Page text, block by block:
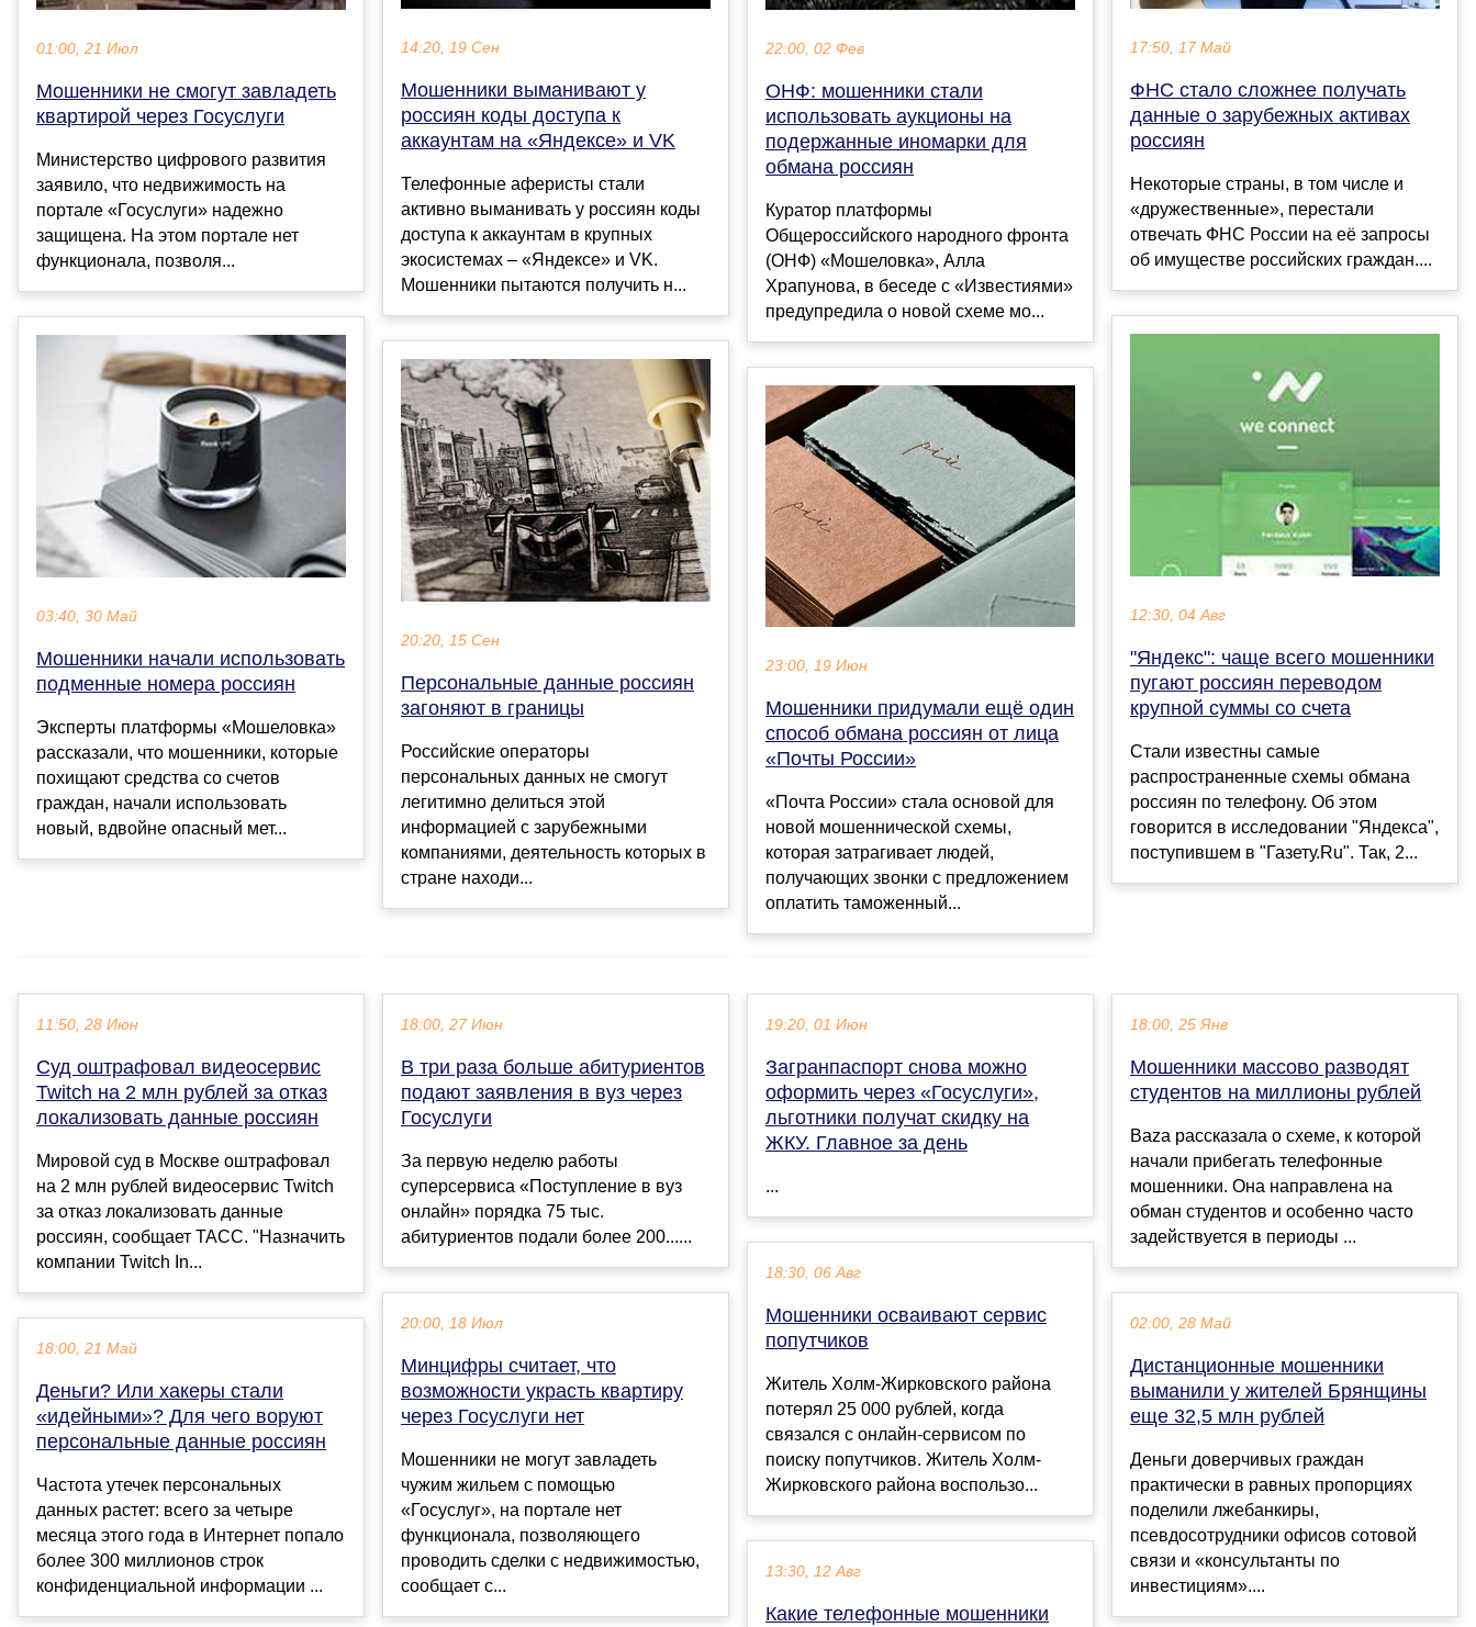
01:00, 21 Июл
Мошенники не смогут завладеть
квартирой через Госуслуги
Министерство цифрового развития
заявило, что недвижимость на
портале «Госуслуги» надежно
защищена. На этом портале нет
функционала, позволя...
03:40, 30 Май
Мошенники начали использовать
подменные номера россиян
Эксперты платформы «Мошеловка»
рассказали, что мошенники, которые
похищают средства со счетов
граждан, начали использовать
новый, вдвойне опасный мет...
14:20, 19 Сен
Мошенники выманивают у
россиян коды доступа к
аккаунтам на «Яндексе» и VK
Телефонные аферисты стали
активно выманивать у россиян коды
доступа к аккаунтам в крупных
экосистемах – «Яндексе» и VK.
Мошенники пытаются получить н...
20:20, 15 Сен
Персональные данные россиян
загоняют в границы
Российские операторы
персональных данных не смогут
легитимно делиться этой
информацией с зарубежными
компаниями, деятельность которых в
стране находи...
22:00, 02 Фев
ОНФ: мошенники стали
использовать аукционы на
подержанные иномарки для
обмана россиян
Куратор платформы
Общероссийского народного фронта
(ОНФ) «Мошеловка», Алла
Храпунова, в беседе с «Известиями»
предупредила о новой схеме мо...
23:00, 19 Июн
Мошенники придумали ещё один
способ обмана россиян от лица
«Почты России»
«Почта России» стала основой для
новой мошеннической схемы,
которая затрагивает людей,
получающих звонки с предложением
оплатить таможенный...
17:50, 17 Май
ФНС стало сложнее получать
данные о зарубежных активах
россиян
Некоторые страны, в том числе и
«дружественные», перестали
отвечать ФНС России на её запросы
об имуществе российских граждан....
12:30, 04 Авг
"Яндекс": чаще всего мошенники
пугают россиян переводом
крупной суммы со счета
Стали известны самые
распространенные схемы обмана
россиян по телефону. Об этом
говорится в исследовании "Яндекса",
поступившем в "Газету.Ru". Так, 2...
11:50, 28 Июн
Суд оштрафовал видеосервис
Twitch на 2 млн рублей за отказ
локализовать данные россиян
Мировой суд в Москве оштрафовал
на 2 млн рублей видеосервис Twitch
за отказ локализовать данные
россиян, сообщает ТАСС. "Назначить
компании Twitch In...
18:00, 21 Май
Деньги? Или хакеры стали
«идейными»? Для чего воруют
персональные данные россиян
Частота утечек персональных
данных растет: всего за четыре
месяца этого года в Интернет попало
более 300 миллионов строк
конфиденциальной информации ...
18:00, 27 Июн
В три раза больше абитуриентов
подают заявления в вуз через
Госуслуги
За первую неделю работы
суперсервиса «Поступление в вуз
онлайн» порядка 75 тыс.
абитуриентов подали более 200......
20:00, 18 Июл
Минцифры считает, что
возможности украсть квартиру
через Госуслуги нет
Мошенники не могут завладеть
чужим жильем с помощью
«Госуслуг», на портале нет
функционала, позволяющего
проводить сделки с недвижимостью,
сообщает с...
19:20, 01 Июн
Загранпаспорт снова можно
оформить через «Госуслуги»,
льготники получат скидку на
ЖКУ. Главное за день
...
18:30, 06 Авг
Мошенники осваивают сервис
попутчиков
Житель Холм-Жирковского района
потерял 25 000 рублей, когда
связался с онлайн-сервисом по
поиску попутчиков. Житель Холм-
Жирковского района воспользо...
13:30, 12 Авг
Какие телефонные мошенники
18:00, 25 Янв
Мошенники массово разводят
студентов на миллионы рублей
Baza рассказала о схеме, к которой
начали прибегать телефонные
мошенники. Она направлена на
обман студентов и особенно часто
задействуется в периоды ...
02:00, 28 Май
Дистанционные мошенники
выманили у жителей Брянщины
еще 32,5 млн рублей
Деньги доверчивых граждан
практически в равных пропорциях
поделили лжебанкиры,
псевдосотрудники офисов сотовой
связи и «консультанты по
инвестициям»....